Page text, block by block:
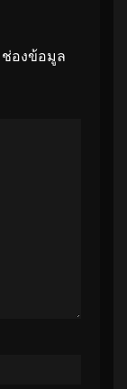
ช่องข้อมูล